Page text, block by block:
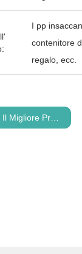
I pp
contenitore
regalo, ecc.
Migliore Prezzo